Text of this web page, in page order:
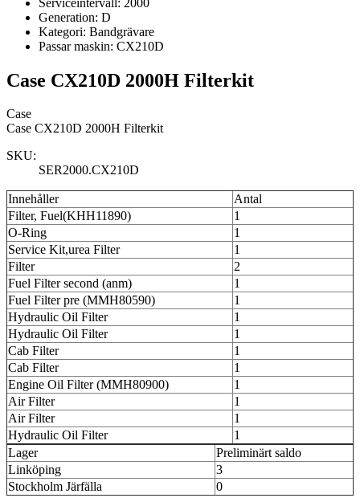
Generation: D
Kategori: Bandgrävare
Passar maskin: CX210D
Case CX210D 2000H Filterkit
Case
Case CX210D 2000H Filterkit
SKU:
SER2000.CX210D
Innehåller
Antal
Filter, Fuel(KHH11890)
1
O-Ring
1
Service Kit,urea Filter
1
Filter
2
Fuel Filter second (anm)
1
Fuel Filter pre (MMH80590)
1
Hydraulic Oil Filter
1
Hydraulic Oil Filter
1
Cab Filter
1
Cab Filter
1
Engine Oil Filter (MMH80900)
1
Air Filter
1
Air Filter
1
Hydraulic Oil Filter
1
Lager
Preliminärt saldo
Linköping
3
Stockholm Järfälla
0